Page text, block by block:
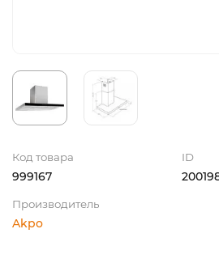
Код товара
999167
ID
Производитель
Akpo